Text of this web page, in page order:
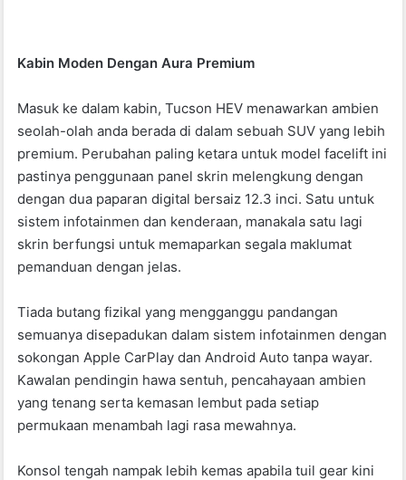
Kabin Moden Dengan Aura Premium
Masuk ke dalam kabin, Tucson HEV menawarkan ambien
seolah-olah anda berada di dalam sebuah SUV yang lebih
premium. Perubahan paling ketara untuk model facelift ini
pastinya penggunaan panel skrin melengkung dengan
dengan dua paparan digital bersaiz 12.3 inci. Satu untuk
sistem infotainmen dan kenderaan, manakala satu lagi
skrin berfungsi untuk memaparkan segala maklumat
pemanduan dengan jelas.
Tiada butang fizikal yang mengganggu pandangan
semuanya disepadukan dalam sistem infotainmen dengan
sokongan Apple CarPlay dan Android Auto tanpa wayar.
Kawalan pendingin hawa sentuh, pencahayaan ambien
yang tenang serta kemasan lembut pada setiap
permukaan menambah lagi rasa mewahnya.
Konsol tengah nampak lebih kemas apabila tuil gear kini